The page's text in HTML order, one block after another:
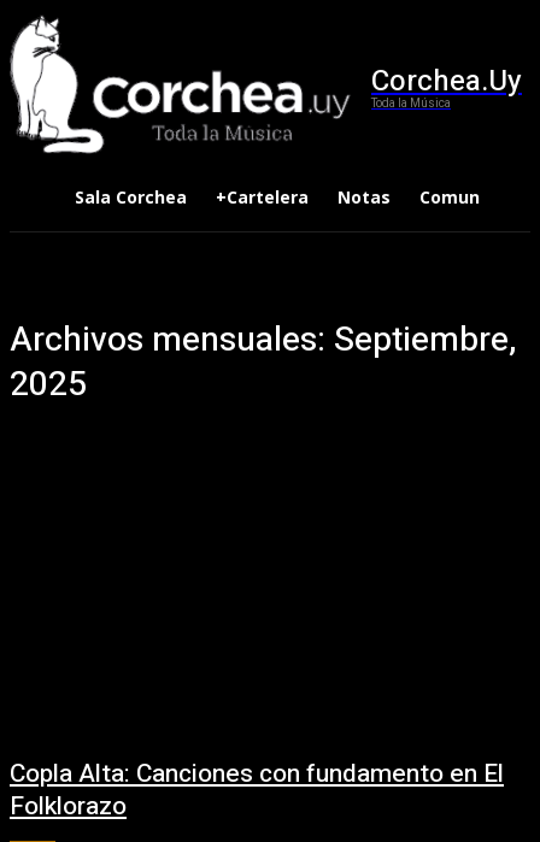
Corchea.Uy
Toda la Música
Sala Corchea +Cartelera Notas Comunidad
Archivos mensuales: Septiembre,
2025
Copla Alta: Canciones con fundamento en El
Folklorazo